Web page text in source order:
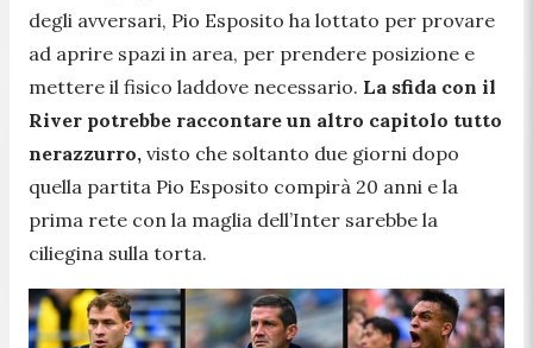
degli avversari, Pio Esposito ha lottato per provare
ad aprire spazi in area, per prendere posizione e
mettere il fisico laddove necessario. La sfida con il
River potrebbe raccontare un altro capitolo tutto
nerazzurro, visto che soltanto due giorni dopo
quella partita Pio Esposito compirà 20 anni e la
prima rete con la maglia dell’Inter sarebbe la
ciliegina sulla torta.